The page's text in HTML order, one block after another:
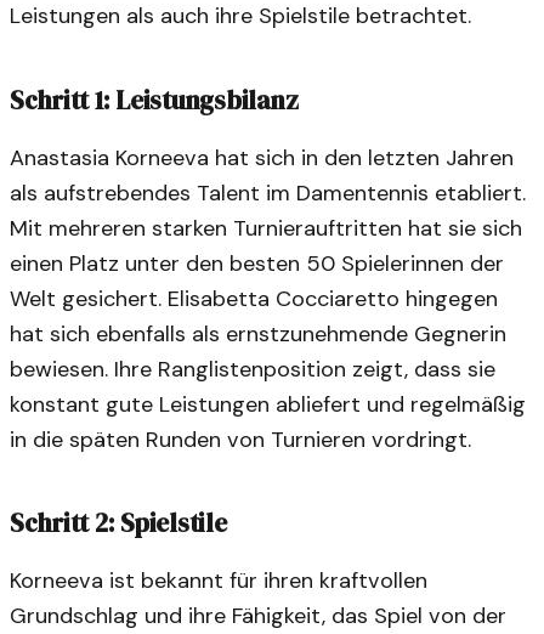
Leistungen als auch ihre Spielstile betrachtet.
Schritt 1: Leistungsbilanz
Anastasia Korneeva hat sich in den letzten Jahren
als aufstrebendes Talent im Damentennis etabliert.
Mit mehreren starken Turnierauftritten hat sie sich
einen Platz unter den besten 50 Spielerinnen der
Welt gesichert. Elisabetta Cocciaretto hingegen
hat sich ebenfalls als ernstzunehmende Gegnerin
bewiesen. Ihre Ranglistenposition zeigt, dass sie
konstant gute Leistungen abliefert und regelmäßig
in die späten Runden von Turnieren vordringt.
Schritt 2: Spielstile
Korneeva ist bekannt für ihren kraftvollen
Grundschlag und ihre Fähigkeit, das Spiel von der